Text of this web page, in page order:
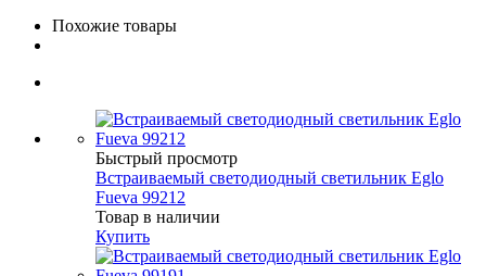
Похожие товары
Быстрый просмотр
Встраиваемый светодиодный светильник Eglo
Fueva 99212
Товар в наличии
Купить